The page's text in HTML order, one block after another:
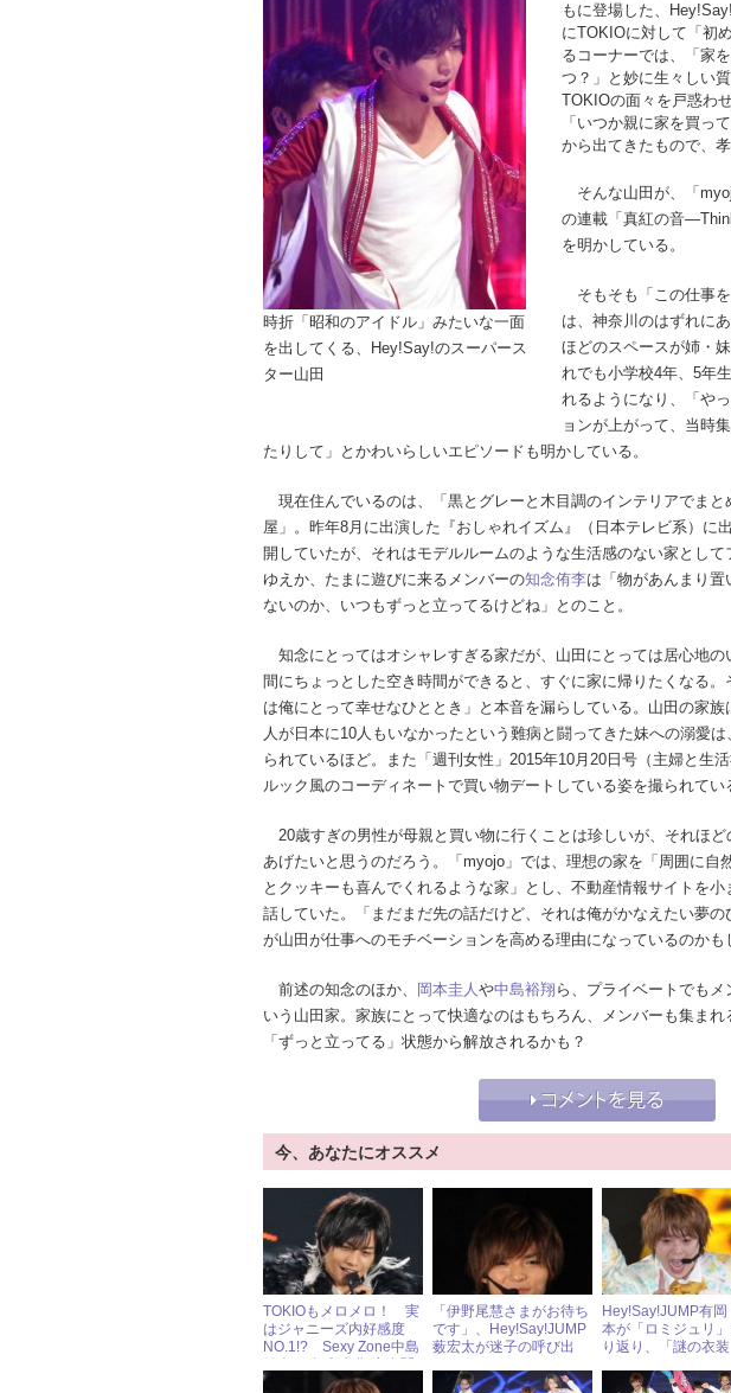
時折「昭和のアイドル」みたいな一面
を出してくる、Hey!Say!のスーパース
ター山田
もに登場した、
にTOKIOに対して「初
るコーナーでは、「家
つ？」と妙に生々しい
TOKIOの面々を戸惑わ
「いつか親に家を買っ
から出てきたもので、
そんな山田が、「
の連載「真紅の音
を明かしている。
そもそも「この仕事
は、神奈川のはずれに
ほどのスペースが姉・
れでも小学校4年、5年
れるようになり、「や
ョンが上がって、当時
たりして」とかわいらしいエピソードも明かしている。
現在住んでいるのは、「黒とグレーと木目調のインテリアでまと
屋」。昨年8月に出演した『おしゃれイズム』（日本テレビ系）に
開していたが、それはモデルルームのような生活感のない家とし
ゆえか、たまに遊びに来るメンバーの知念侑李は「物があんまり
ないのか、いつもずっと立ってるけどね」とのこと。
知念にとってはオシャレすぎる家だが、山田にとっては居心地の
間にちょっとした空き時間ができると、すぐに家に帰りたくなる
は俺にとって幸せなひととき」と本音を漏らしている。山田の家
人が日本に10人もいなかったという難病と闘ってきた妹への溺愛
られているほど。また「週刊女性」2015年10月20日号（主婦と生
ルック風のコーディネートで買い物デートしている姿を撮られてい
20歳すぎの男性が母親と買い物に行くことは珍しいが、それほ
あげたいと思うのだろう。「myojo」では、理想の家を「周囲に自
とクッキーも喜んでくれるような家」とし、不動産情報サイトを
話していた。「まだまだ先の話だけど、それは俺がかなえたい夢
が山田が仕事へのモチベーションを高める理由になっているのかも
前述の知念のほか、 岡本圭人や中島裕翔 ら、プライベートでも
いう山田家。家族にとって快適なのはもちろん、メンバーも集ま
「ずっと立ってる」状態から解放されるかも？
今、あなたにオススメ
TOKIOもメロメロ！ 実
はジャニーズ内好感度
NO.1!? Sexy Zone中島
係について明かす！
「伊野尾慧さまがお待ち
です」、Hey!Say!JUMP
薮宏太が迷子の呼び出
Hey!Say!JUMP有岡
本が「ロミジュリ
り返り、「謎の衣装